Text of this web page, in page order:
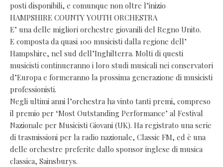
posti disponibili, e comunque non oltre l’inizio
HAMPSHIRE COUNTY YOUTH ORCHESTRA
E’ una delle migliori orchestre giovanili del Regno Unito.
E composta da quasi 100 musicisti dalla regione dell’
Hampshire, nel sud dell’Inghilterra. Molti di questi
musicisti continueranno i loro studi musicali nei conservatori
d’Europa e formeranno la prossima generazione di musicisti
professionisti.
Negli ultimi anni l’orchestra ha vinto tanti premi, compreso
il premio per ‘Most Outstanding Performance’ al Festival
Nazionale per Musicisti Giovani (UK). Ha registrato una serie
di trasmissioni per la radio nazionale, Classic FM, ed è una
delle orchestre preferite dallo sponsor inglese di musica
classica, Sainsburys.